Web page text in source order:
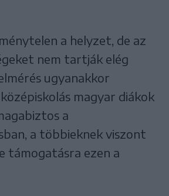
a helyzet, de az
nem tartják elég
ugyanakkor
magyar diákok
a
a többieknek viszont
támogatásra ezen a